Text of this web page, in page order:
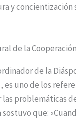
y concientización
de la
de la
es uno de los
problemáticas
que: